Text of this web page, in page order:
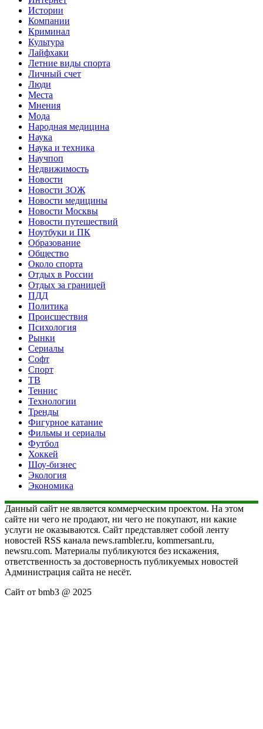
Истории
Компании
Криминал
Культура
Лайфхаки
Летние виды спорта
Личный счет
Люди
Места
Мнения
Мода
Народная медицина
Наука
Наука и техника
Научпоп
Недвижимость
Новости
Новости ЗОЖ
Новости медицины
Новости Москвы
Новости путешествий
Ноутбуки и ПК
Образование
Общество
Около спорта
Отдых в России
Отдых за границей
ПДД
Политика
Происшествия
Психология
Рынки
Сериалы
Софт
Спорт
ТВ
Теннис
Технологии
Тренды
Фигурное катание
Фильмы и сериалы
Футбол
Хоккей
Шоу-бизнес
Экология
Экономика
Данный сайт не является коммерческим проектом. На этом
сайте ни чего не продают, ни чего не покупают, ни какие
услуги не оказываются. Сайт представляет собой ленту
новостей RSS канала news.rambler.ru, kommersant.ru,
newsru.com. Материалы публикуются без искажения,
ответственность за достоверность публикуемых новостей
Администрация сайта не несёт.
Сайт от bmb3 @ 2025